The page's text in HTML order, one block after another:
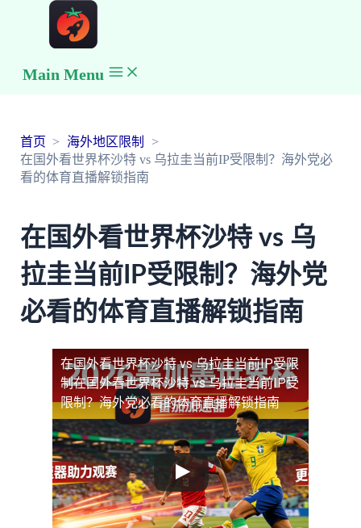
Main Menu
首页
海外地区限制
在国外看世界杯沙特 vs 乌拉圭当前IP受限制？海外党必
看的体育直播解锁指南
在国外看世界杯沙特 vs 乌
拉圭当前IP受限制？海外党
必看的体育直播解锁指南
在国外看世界杯沙特 vs 乌拉圭当前IP受限
制在国外看世界杯沙特 vs 乌拉圭当前IP受
限制？海外党必看的体育直播解锁指南